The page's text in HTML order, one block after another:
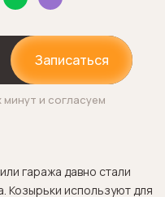
Записаться
и согласуем
гаража давно стали
Козырьки используют для